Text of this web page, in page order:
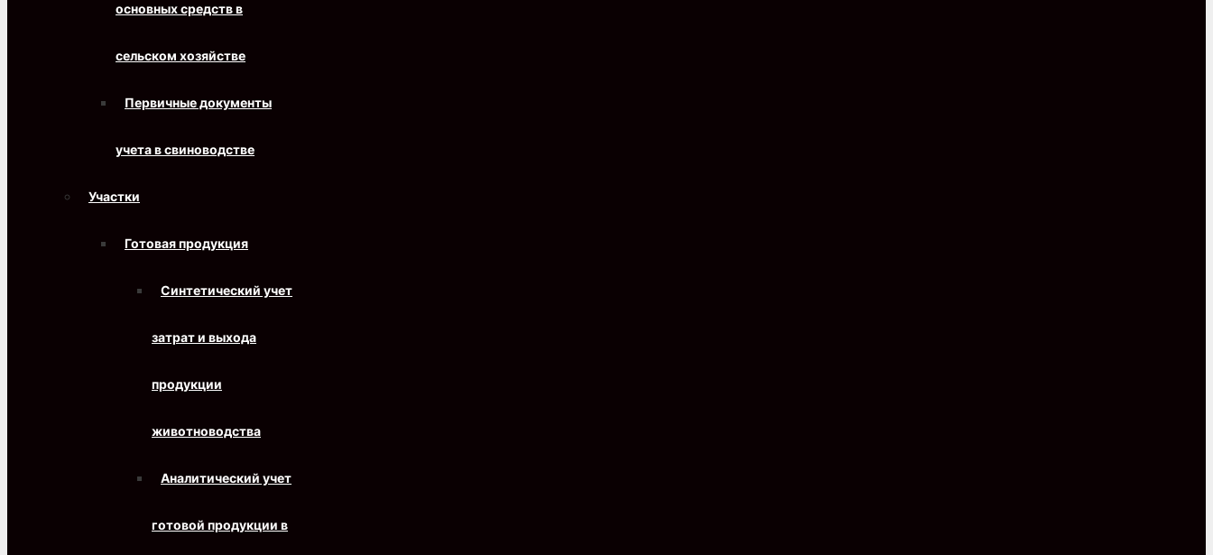
основных средств в
сельском хозяйстве
Первичные документы
учета в свиноводстве
Участки
Готовая продукция
Синтетический учет
затрат и выхода
продукции
животноводства
Аналитический учет
готовой продукции в